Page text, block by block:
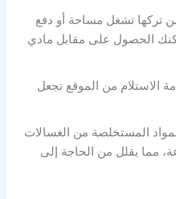
تركها تشغل مساحة أو دفع
الحصول على مقابل مادي
الاستلام من الموقع تجعل
المستخلصة من الغسالات
مما يقلل من الحاجة إلى